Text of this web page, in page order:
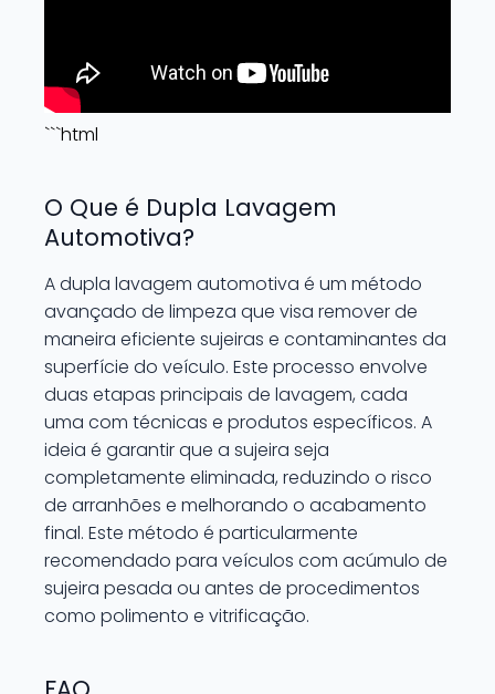
```html
O Que é Dupla Lavagem
Automotiva?
A dupla lavagem automotiva é um método
avançado de limpeza que visa remover de
maneira eficiente sujeiras e contaminantes da
superfície do veículo. Este processo envolve
duas etapas principais de lavagem, cada
uma com técnicas e produtos específicos. A
ideia é garantir que a sujeira seja
completamente eliminada, reduzindo o risco
de arranhões e melhorando o acabamento
final. Este método é particularmente
recomendado para veículos com acúmulo de
sujeira pesada ou antes de procedimentos
como polimento e vitrificação.